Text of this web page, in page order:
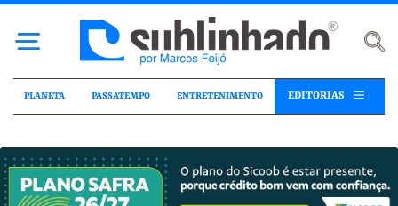
PLANETA PASSATEMPO ENTRETENIMENTO EDITORIAS